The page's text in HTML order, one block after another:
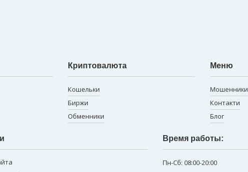
Криптовалюта
Кошельки
Биржи
Обменники
Меню
Мошенники
Контакти
Блог
Время работы:
Пн-Сб: 08:00-20:00